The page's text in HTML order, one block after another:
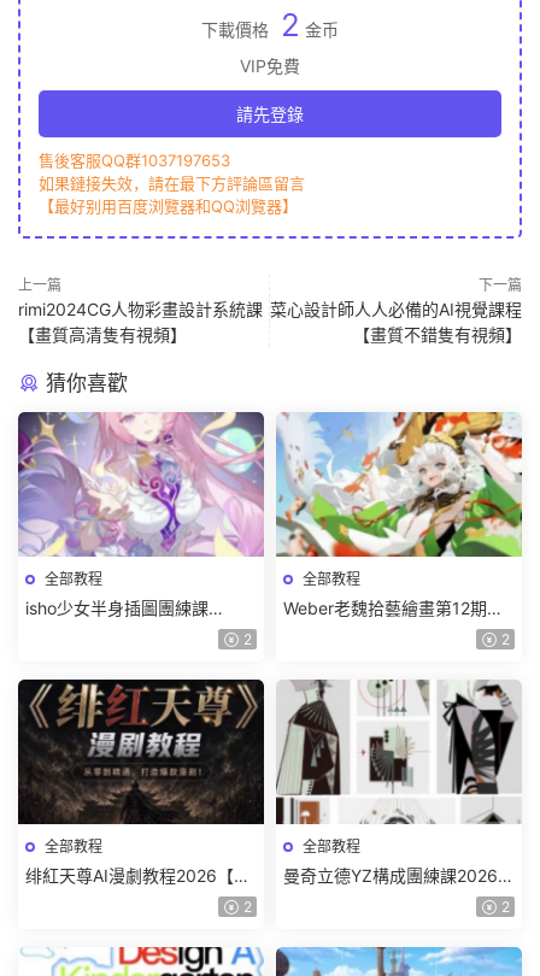
下載價格 2 金币
VIP免費
請先登錄
售後客服QQ群1037197653
如果鏈接失效，請在最下方評論區留言
【最好别用百度浏覽器和QQ浏覽器】
上一篇
rimi2024CG人物彩畫設計系統課
【畫質高清隻有視頻】
下一篇
菜心設計師人人必備的AI視覺課程
【畫質不錯隻有視頻】
猜你喜歡
全部教程
isho少女半身插圖團練課
2026【畫質高清隻有視頻】 2
全部教程
Weber老魏拾藝繪畫第12期角
色特訓班【畫質不錯隻有視
2
全部教程
绯紅天尊AI漫劇教程2026【畫
2
全部教程
曼奇立德YZ構成團練課2026年
8月已結課【畫質高清有課件】
2